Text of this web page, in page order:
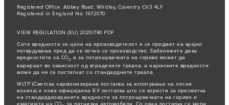
Registered Office: Abbey Road, Whitley, Coventry CV3 4LF
Registered in England No: 1672070
VIEW REGULATION (EU) 2020/740 PDF
Сите вредности се цели на производителот и се предмет на крајно
потврдување пред да се почне со производство. Забележете дека
вредностите за CO2 и за потрошувачката на гориво можат да
варираат во зависност од вградените тркала, а најниските вредности
може да не се постигнат со стандардните тркала.
WLTP (Светска хармонизирана постапка за испитување на лесни
возила) е нова официјална ЕУ постапка што се користи за пресметка
на стандардизираните вредности за потрошувачката на гориво и
емисијата на CO
за патнички автомобили. Со оваа постапка се мери